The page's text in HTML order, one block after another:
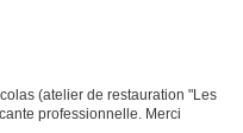
(atelier de restauration "Les
professionnelle. Merci